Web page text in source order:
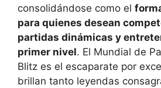
consolidándose como el
para quienes desean
partidas dinámicas y
primer nivel. El Mundial de
Blitz es el escaparate por
brillan tanto leyendas